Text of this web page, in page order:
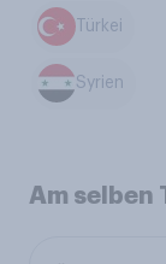
Türkei
Syrien
Am